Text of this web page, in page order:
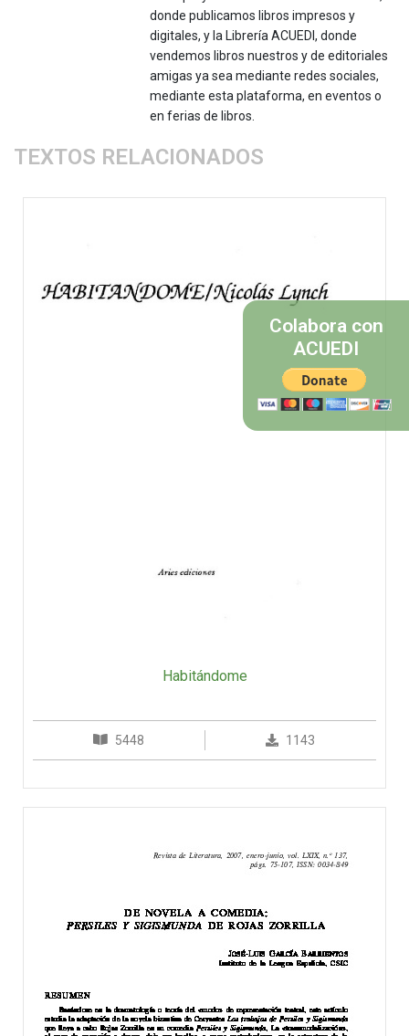
donde publicamos libros impresos y
digitales, y la Librería ACUEDI, donde
vendemos libros nuestros y de editoriales
amigas ya sea mediante redes sociales,
mediante esta plataforma, en eventos o
en ferias de libros.
TEXTOS RELACIONADOS
Habitándome
5448 1143
Colabora con
ACUEDI